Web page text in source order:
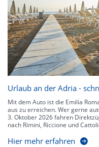
Urlaub an der Adria -
Mit dem Auto ist die Emilia
aus zu erreichen. Wer gerne
3. Oktober 2026 fahren
nach Rimini, Riccione und
Hier mehr erfahren